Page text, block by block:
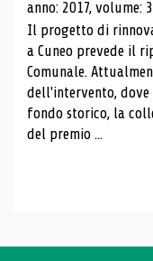
anno: 2017, volume:
Il progetto di
a Cuneo prevede il
Comunale.
dell'intervento,
fondo storico, la
del premio ...